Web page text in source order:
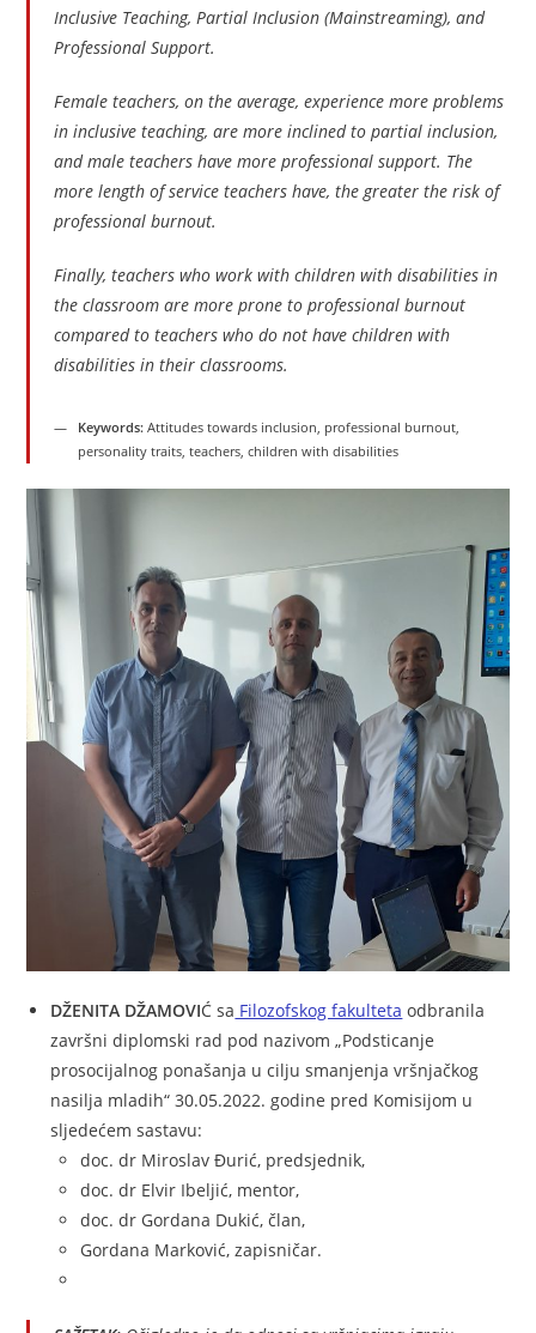
Inclusive Teaching, Partial Inclusion (Mainstreaming), and
Professional Support.
Female teachers, on the average, experience more problems
in inclusive teaching, are more inclined to partial inclusion,
and male teachers have more professional support. The
more length of service teachers have, the greater the risk of
professional burnout.
Finally, teachers who work with children with disabilities in
the classroom are more prone to professional burnout
compared to teachers who do not have children with
disabilities in their classrooms.
Keywords: Attitudes towards inclusion, professional burnout,
personality traits, teachers, children with disabilities
DŽENITA DŽAMOVIĆ sa Filozofskog fakulteta odbranila
završni diplomski rad pod nazivom „Podsticanje
prosocijalnog ponašanja u cilju smanjenja vršnjačkog
nasilja mladih“ 30.05.2022. godine pred Komisijom u
sljedećem sastavu:
doc. dr Miroslav Đurić, predsjednik,
doc. dr Elvir Ibeljić, mentor,
doc. dr Gordana Dukić, član,
Gordana Marković, zapisničar.